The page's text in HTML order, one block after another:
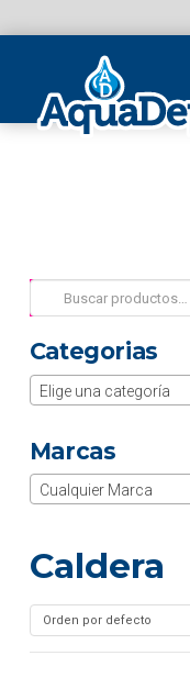
Buscar
por:
Categorias
Elige una categoría
Marcas
Cualquier Marca
Caldera